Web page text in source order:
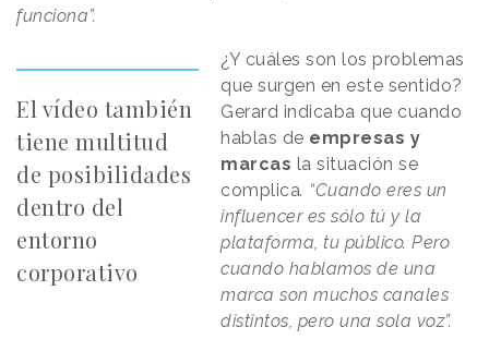
funciona”.
El vídeo también
tiene multitud
de posibilidades
dentro del
entorno
corporativo
¿Y cuáles son los problemas
que surgen en este sentido?
Gerard indicaba que cuando
hablas de empresas y
marcas la situación se
complica. “Cuando eres un
influencer es sólo tú y la
plataforma, tu público. Pero
cuando hablamos de una
marca son muchos canales
distintos, pero una sola voz”.